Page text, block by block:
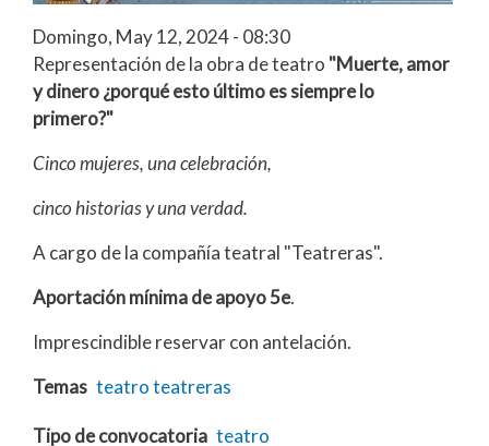
Domingo, May 12, 2024 - 08:30
Representación de la obra de teatro "Muerte, amor
y dinero ¿porqué esto último es siempre lo
primero?"
Cinco mujeres, una celebración,
cinco historias y una verdad.
A cargo de la compañía teatral "Teatreras".
Aportación mínima de apoyo 5e.
Imprescindible reservar con antelación.
Temas teatroteatreras
Tipo de convocatoria teatro